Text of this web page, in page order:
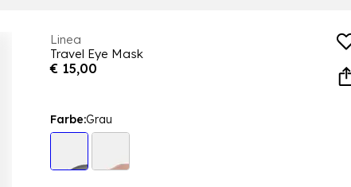
Linea
Travel Eye Mask
€ 15,00
Farbe:Grau